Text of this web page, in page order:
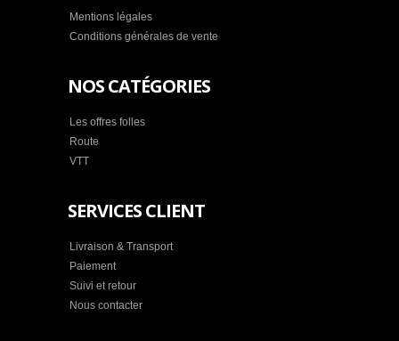
Mentions légales
Conditions générales de vente
NOS CATÉGORIES
Les offres folles
Route
VTT
SERVICES CLIENT
Livraison & Transport
Paiement
Suivi et retour
Nous contacter